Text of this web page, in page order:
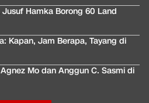
Hamka Borong 60 Land
Kapan, Jam Berapa, Tayang di
Mo dan Anggun C. Sasmi di